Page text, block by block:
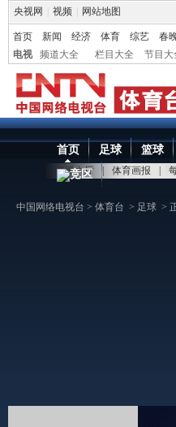
央视网 视频 网站地图
首页 新闻 经济 体育 综艺 春
电视
频道大全 栏目大全 节目大
首页
点播大厅 | 体育画报
足球 篮球
竞区
中国网络电视台 > 体育台 > 足球 >